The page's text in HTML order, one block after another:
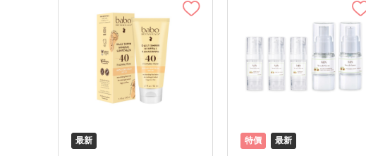
最新 特價 最新